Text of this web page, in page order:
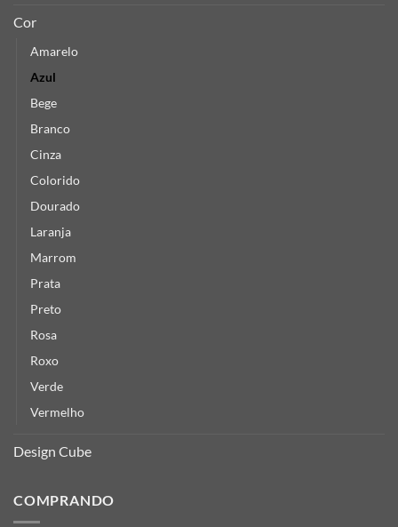
Cor
Amarelo
Azul
Bege
Branco
Cinza
Colorido
Dourado
Laranja
Marrom
Prata
Preto
Rosa
Roxo
Verde
Vermelho
Design Cube
COMPRANDO